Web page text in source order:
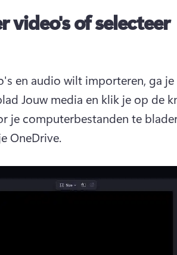
video's of selecteer
en audio wilt importeren, ga je
Jouw media en klik je op de
je computerbestanden te
OneDrive.